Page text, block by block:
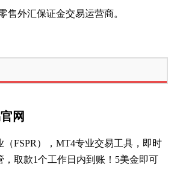
售外汇保证金交易运营商。
网
FSPR），MT4专业交易工具，即时
取款1个工作日内到账！5美金即可